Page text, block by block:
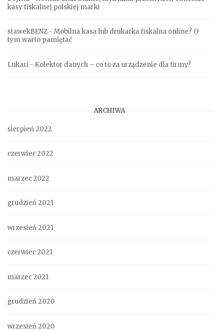
kasy fiskalnej polskiej marki
sławekBENZ - Mobilna kasa lub drukarka fiskalna online? O
tym warto pamiętać
Lukari - Kolektor danych – co to za urządzenie dla firmy?
ARCHIWA
sierpień 2022
czerwiec 2022
marzec 2022
grudzień 2021
wrzesień 2021
czerwiec 2021
marzec 2021
grudzień 2020
wrzesień 2020